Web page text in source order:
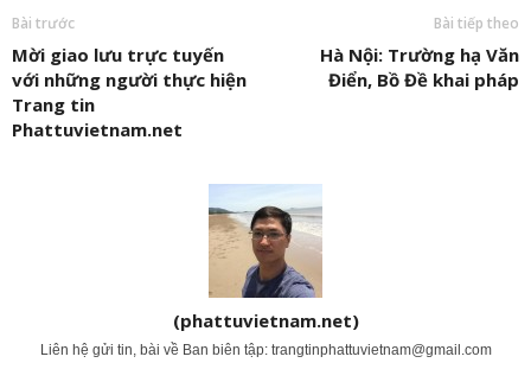
Bài trước
Mời giao lưu trực tuyến
với những người thực hiện
Trang tin
Phattuvietnam.net
Bài tiếp theo
Hà Nội: Trường hạ Văn
Điển, Bồ Đề khai pháp
(phattuvietnam.net)
Liên hệ gửi tin, bài về Ban biên tập: trangtinphattuvietnam@gmail.com